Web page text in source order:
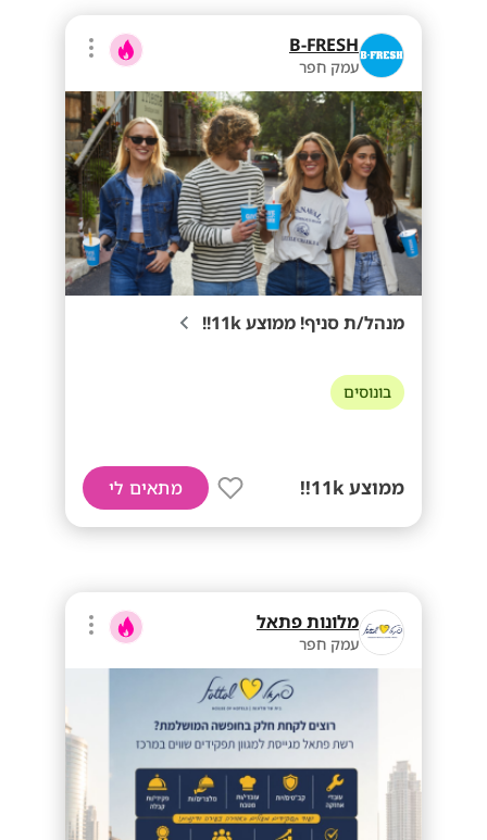
B-FRESH
עמק חפר
מנהל/ת סניף! ממוצע 11k!!
בונוסים
ממוצע 11k!! מתאים לי
מלונות פתאל
עמק חפר